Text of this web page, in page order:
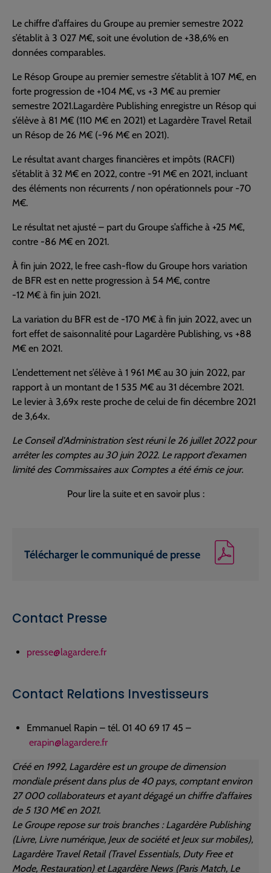
Le chiffre d’affaires du Groupe au premier semestre 2022
s’établit à 3 027 M€, soit une évolution de +38,6% en
données comparables.
Le Résop Groupe au premier semestre s’établit à 107 M€, en
forte progression de +104 M€, vs +3 M€ au premier
semestre 2021.Lagardère Publishing enregistre un Résop qui
s’élève à 81 M€ (110 M€ en 2021) et Lagardère Travel Retail
un Résop de 26 M€ (-96 M€ en 2021).
Le résultat avant charges financières et impôts (RACFI)
s’établit à 32 M€ en 2022, contre -91 M€ en 2021, incluant
des éléments non récurrents / non opérationnels pour -70
M€.
Le résultat net ajusté – part du Groupe s’affiche à +25 M€,
contre -86 M€ en 2021.
À fin juin 2022, le free cash-flow du Groupe hors variation
de BFR est en nette progression à 54 M€, contre
-12 M€ à fin juin 2021.
La variation du BFR est de -170 M€ à fin juin 2022, avec un
fort effet de saisonnalité pour Lagardère Publishing, vs +88
M€ en 2021.
L’endettement net s’élève à 1 961 M€ au 30 juin 2022, par
rapport à un montant de 1 535 M€ au 31 décembre 2021.
Le levier à 3,69x reste proche de celui de fin décembre 2021
de 3,64x.
Le Conseil d’Administration s’est réuni le 26 juillet 2022 pour
arrêter les comptes au 30 juin 2022. Le rapport d’examen
limité des Commissaires aux Comptes a été émis ce jour.
Pour lire la suite et en savoir plus :
Télécharger le communiqué de presse
Contact Presse
presse@lagardere.fr
Contact Relations Investisseurs
Emmanuel Rapin – tél. 01 40 69 17 45 –
erapin@lagardere.fr
Créé en 1992, Lagardère est un groupe de dimension
mondiale présent dans plus de 40 pays, comptant environ
27 000 collaborateurs et ayant dégagé un chiffre d’affaires
de 5 130 M€ en 2021.
Le Groupe repose sur trois branches : Lagardère Publishing
(Livre, Livre numérique, Jeux de société et Jeux sur mobiles),
Lagardère Travel Retail (Travel Essentials, Duty Free et
Mode, Restauration) et Lagardère News (Paris Match, Le